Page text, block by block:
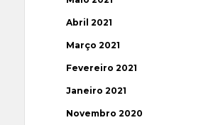
Abril 2021
Março 2021
Fevereiro 2021
Janeiro 2021
Novembro 2020